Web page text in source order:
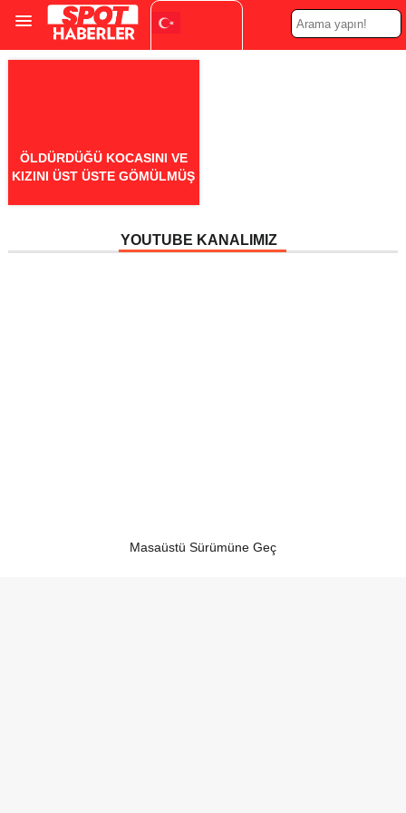
Turkish
ÖLDÜRDÜĞÜ KOCASINI VE
KIZINI ÜST ÜSTE GÖMÜLMÜŞ
YOUTUBE KANALIMIZ
Masaüstü Sürümüne Geç